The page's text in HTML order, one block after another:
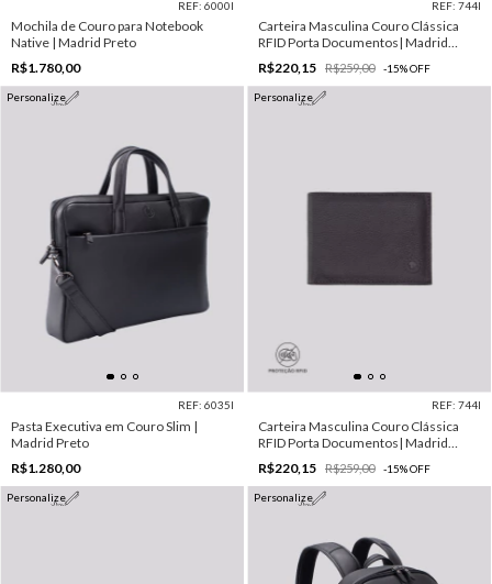
REF: 6000I
Mochila de Couro para Notebook
Native | Madrid Preto
R$1.780,00
REF: 744I
Carteira Masculina Couro Clássica
RFID Porta Documentos| Madrid
Preto
R$220,15 R$259,00 -15%OFF
Personalize
REF: 6035I
Pasta Executiva em Couro Slim |
Madrid Preto
R$1.280,00
Personalize
REF: 744I
Carteira Masculina Couro Clássica
RFID Porta Documentos| Madrid
Marrom
R$220,15 R$259,00 -15%OFF
Personalize Personalize